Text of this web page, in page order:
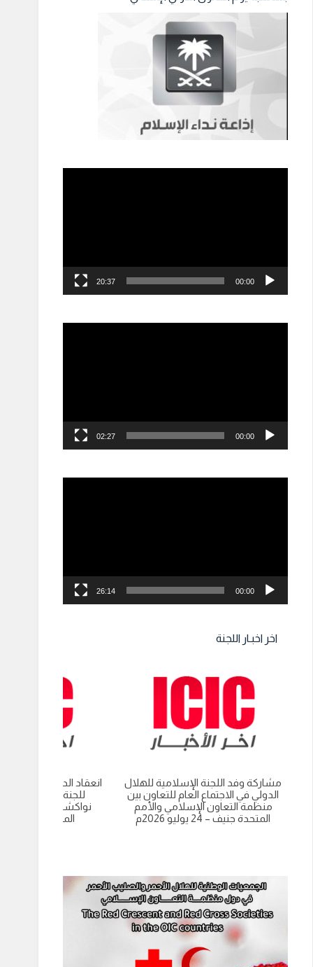
00:00
20:37
00:00
02:27
00:00
26:14
اخر اخبـار اللجنة
مشاركة وفد اللجنة الإسلامية للهلال
الدولي في الاجتماع العام للتعاون بين
منظمة التعاون الإسلامي والأمم
المتحدة جنيف – 24 يوليو 2026م
انعقاد الدورة العادية
للجنة الاسلامية
نواكشوط-
الموريتانية 9 يوليو 2026م